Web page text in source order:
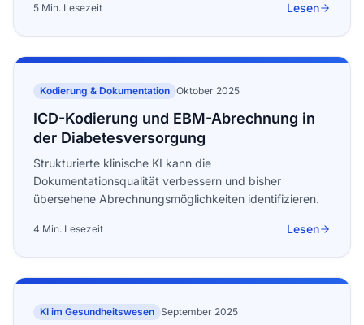
5 Min. Lesezeit Lesen
Kodierung & Dokumentation Oktober 2025
ICD-Kodierung und EBM-Abrechnung in
der Diabetesversorgung
Strukturierte klinische KI kann die
Dokumentationsqualität verbessern und bisher
übersehene Abrechnungsmöglichkeiten identifizieren.
4 Min. Lesezeit Lesen
KI im Gesundheitswesen September 2025